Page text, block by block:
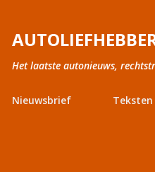
Het laatste autonieuws,
Nieuwsbrief